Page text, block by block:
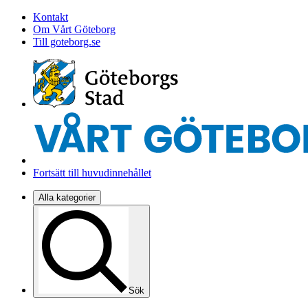
Kontakt
Om Vårt Göteborg
Till goteborg.se
Fortsätt till huvudinnehållet
Alla kategorier
Sök